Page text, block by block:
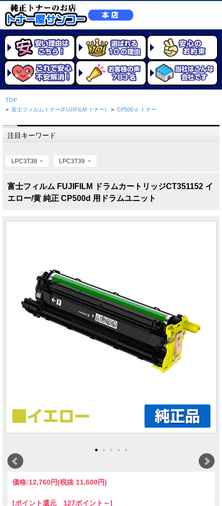
TOP
> 富士フィルムトナー(FUJIFILM トナー) > CP500ｄ トナー
注目キーワード
LPC3T38 LPC3T39
富士フィルム FUJIFILM ドラムカートリッジCT351152 イ
エロー/黄 純正 CP500d 用ドラムユニット
価格:12,760円(税抜 11,600円)
[ポイント還元 127ポイント～]